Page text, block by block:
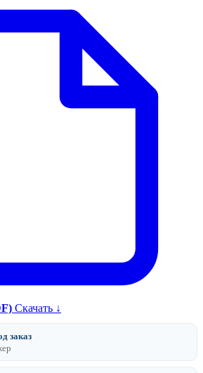
Скачать ↓
заказ